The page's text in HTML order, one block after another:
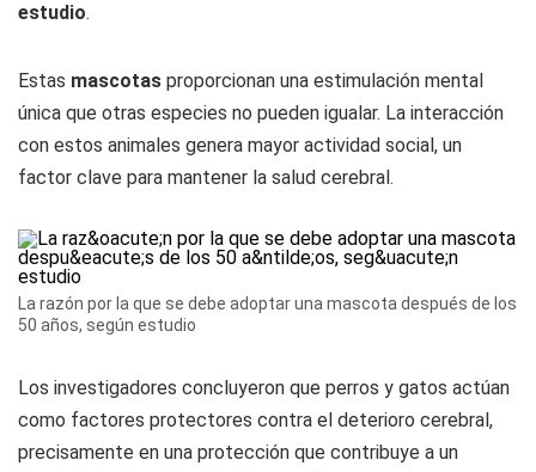
estudio.
Estas mascotas proporcionan una estimulación mental
única que otras especies no pueden igualar. La interacción
con estos animales genera mayor actividad social, un
factor clave para mantener la salud cerebral.
La razón por la que se debe adoptar una mascota después de los
50 años, según estudio
Los investigadores concluyeron que perros y gatos actúan
como factores protectores contra el deterioro cerebral,
precisamente en una protección que contribuye a un